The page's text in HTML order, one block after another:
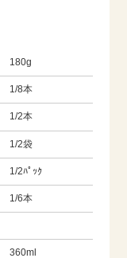
180g
1/8本
1/2本
1/2袋
1/2ﾊﾟｯｸ
1/6本
360ml